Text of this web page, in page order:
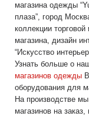
магазина одежды
плаза”, город
коллекции
магазина, дизайн
“Искусство
Узнать больше о
магазинов одежды
оборудования для
На производстве
магазинов на